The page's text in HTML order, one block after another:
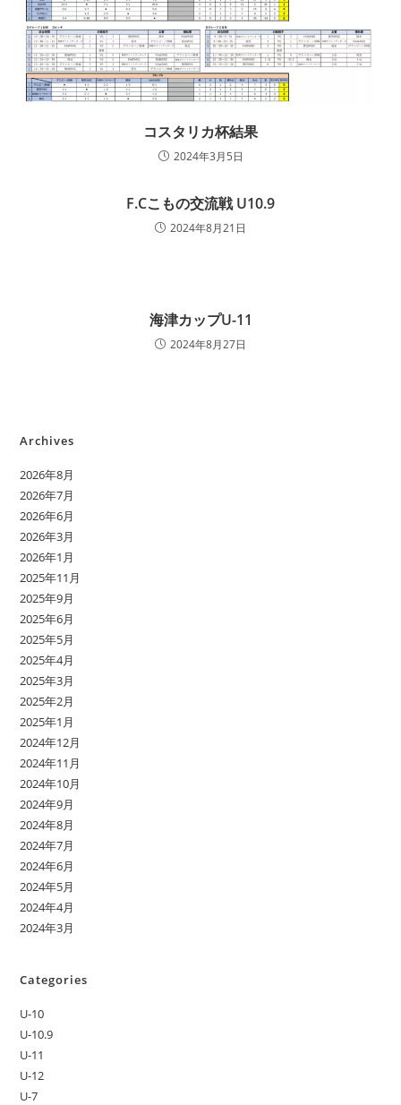
コスタリカ杯結果
2024年3月5日
F.Cこもの交流戦 U10.9
2024年8月21日
海津カップU-11
2024年8月27日
Archives
2026年8月
2026年7月
2026年6月
2026年3月
2026年1月
2025年11月
2025年9月
2025年6月
2025年5月
2025年4月
2025年3月
2025年2月
2025年1月
2024年12月
2024年11月
2024年10月
2024年9月
2024年8月
2024年7月
2024年6月
2024年5月
2024年4月
2024年3月
Categories
U-10
U-10.9
U-11
U-12
U-7